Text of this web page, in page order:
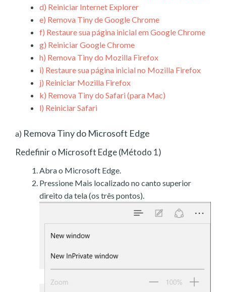
d) Reiniciar Internet Explorer
e) Remova Tiny de Google Chrome
f) Restaure sua página inicial em Google Chrome
g) Reiniciar Google Chrome
h) Remova Tiny do Mozilla Firefox
i) Restaure sua página inicial no Mozilla Firefox
j) Reiniciar Mozilla Firefox
k) Remova Tiny do Safari (para Mac)
l) Reiniciar Safari
a) Remova Tiny do Microsoft Edge
Redefinir o Microsoft Edge (Método 1)
Abra o Microsoft Edge.
Pressione Mais localizado no canto superior
direito da tela (os três pontos).